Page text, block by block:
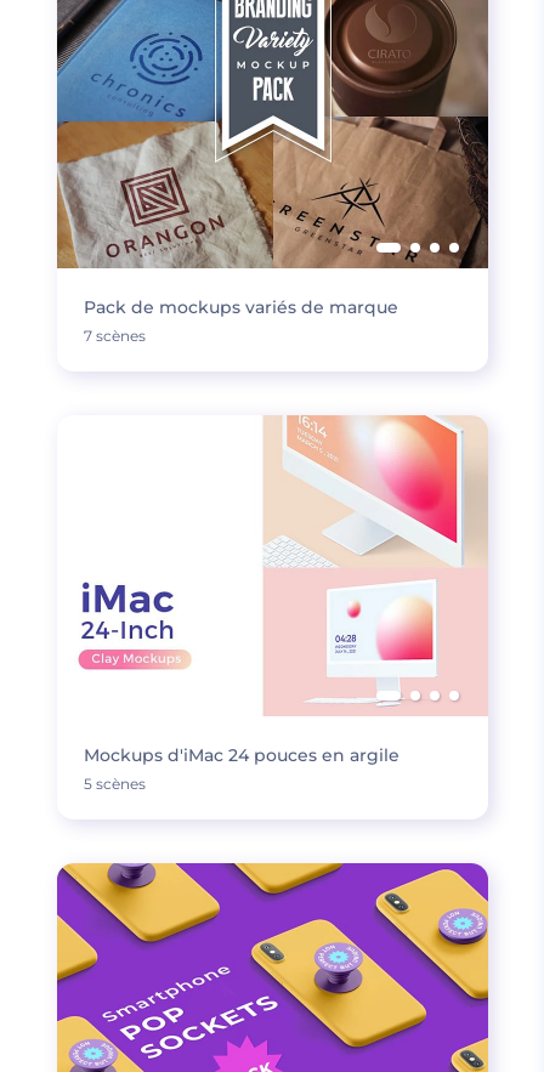
Pack de mockups variés de marque
7 scènes
Mockups d'iMac 24 pouces en argile
5 scènes